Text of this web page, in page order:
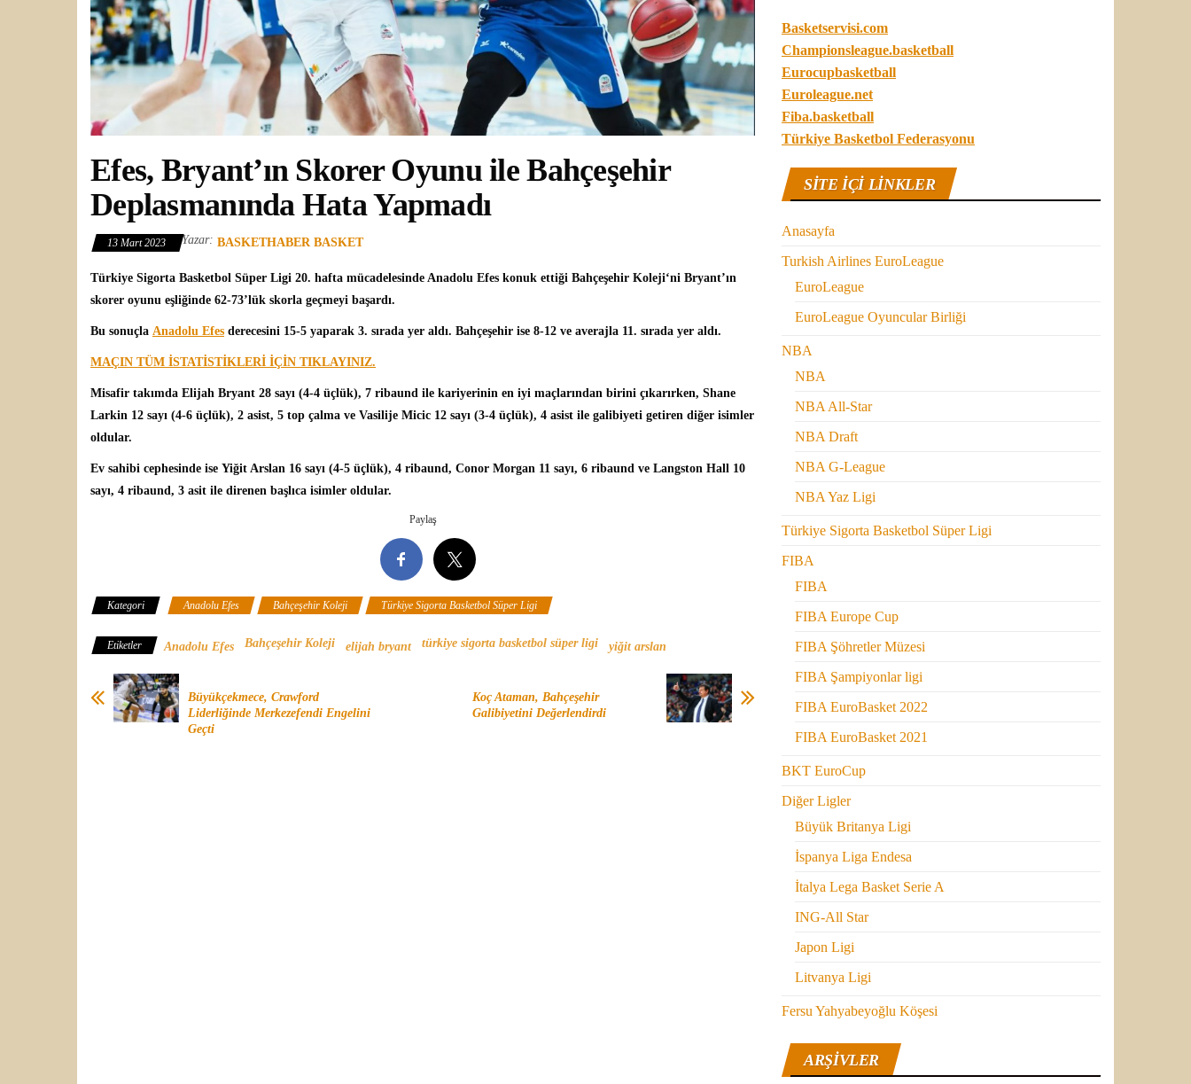
Efes, Bryant’ın Skorer Oyunu ile Bahçeşehir
Deplasmanında Hata Yapmadı
13 Mart 2023 Yazar: BASKETHABER BASKET
Türkiye Sigorta Basketbol Süper Ligi 20. hafta mücadelesinde Anadolu Efes konuk ettiği Bahçeşehir Koleji‘ni Bryant’ın
skorer oyunu eşliğinde 62-73’lük skorla geçmeyi başardı.
Bu sonuçla Anadolu Efes derecesini 15-5 yaparak 3. sırada yer aldı. Bahçeşehir ise 8-12 ve averajla 11. sırada yer aldı.
MAÇIN TÜM İSTATİSTİKLERİ İÇİN TIKLAYINIZ.
Misafir takımda Elijah Bryant 28 sayı (4-4 üçlük), 7 ribaund ile kariyerinin en iyi maçlarından birini çıkarırken, Shane
Larkin 12 sayı (4-6 üçlük), 2 asist, 5 top çalma ve Vasilije Micic 12 sayı (3-4 üçlük), 4 asist ile galibiyeti getiren diğer isimler
oldular.
Ev sahibi cephesinde ise Yiğit Arslan 16 sayı (4-5 üçlük), 4 ribaund, Conor Morgan 11 sayı, 6 ribaund ve Langston Hall 10
sayı, 4 ribaund, 3 asit ile direnen başlıca isimler oldular.
Paylaş
Kategori Anadolu Efes Bahçeşehir Koleji Türkiye Sigorta Basketbol Süper Ligi
Etiketler Anadolu Efes Bahçeşehir Koleji elijah bryant türkiye sigorta basketbol süper ligi yiğit arslan
Büyükçekmece, Crawford
Liderliğinde Merkezefendi Engelini
Geçti
Koç Ataman, Bahçeşehir
Galibiyetini Değerlendirdi
Basketservisi.com
Championsleague.basketball
Eurocupbasketball
Euroleague.net
Fiba.basketball
Türkiye Basketbol Federasyonu
SITE IÇI LINKLER
Anasayfa
Turkish Airlines EuroLeague
EuroLeague
EuroLeague Oyuncular Birliği
NBA
NBA
NBA All-Star
NBA Draft
NBA G-League
NBA Yaz Ligi
Türkiye Sigorta Basketbol Süper Ligi
FIBA
FIBA
FIBA Europe Cup
FIBA Şöhretler Müzesi
FIBA Şampiyonlar ligi
FIBA EuroBasket 2022
FIBA EuroBasket 2021
BKT EuroCup
Diğer Ligler
Büyük Britanya Ligi
İspanya Liga Endesa
İtalya Lega Basket Serie A
ING-All Star
Japon Ligi
Litvanya Ligi
Fersu Yahyabeyoğlu Köşesi
ARŞIVLER